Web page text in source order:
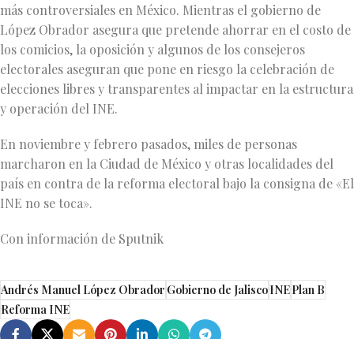
más controversiales en México. Mientras el gobierno de
López Obrador asegura que pretende ahorrar en el costo de
los comicios, la oposición y algunos de los consejeros
electorales aseguran que pone en riesgo la celebración de
elecciones libres y transparentes al impactar en la estructura
y operación del INE.
En noviembre y febrero pasados, miles de personas
marcharon en la Ciudad de México y otras localidades del
país en contra de la reforma electoral bajo la consigna de «El
INE no se toca».
Con información de Sputnik
Andrés Manuel López ObradorGobierno de JaliscoINEPlan B
Reforma INE